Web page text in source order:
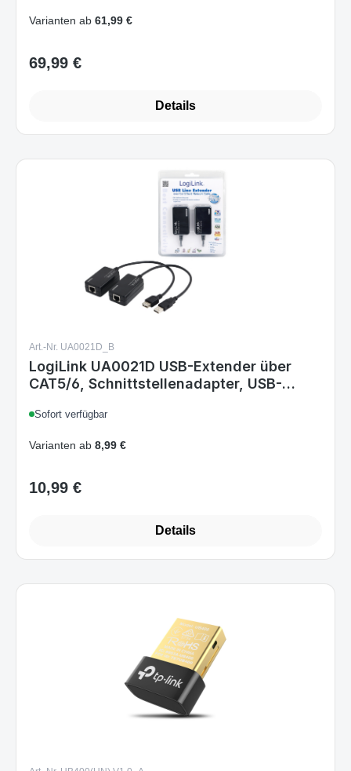
Varianten ab 61,99 €
Regulärer Preis:
69,99 €
Details
Art.-Nr. UA0021D_B
LogiLink UA0021D USB-Extender über
CAT5/6, Schnittstellenadapter, USB-
Sofort verfügbar
Varianten ab 8,99 €
Regulärer Preis:
10,99 €
Details